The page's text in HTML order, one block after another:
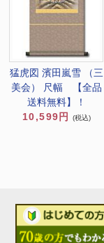
猛虎図 濱田嵐雪 （三
美会） 尺幅 【全品
送料無料】！
10,599円
(税込)